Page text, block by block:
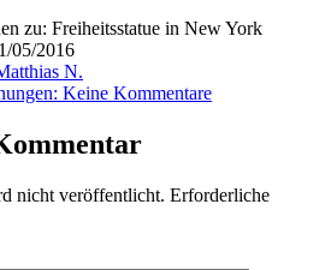
zu: Freiheitsstatue in New York
05/2016
N.
Keine Kommentare
nicht veröffentlicht. Erforderliche